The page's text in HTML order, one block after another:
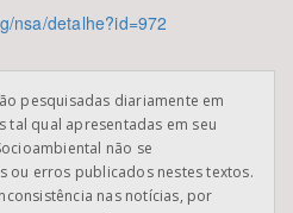
nsa/detalhe?id=972
pesquisadas diariamente em
tal qual apresentadas em seu
não se
ou erros publicados nestes textos.
nas notícias, por